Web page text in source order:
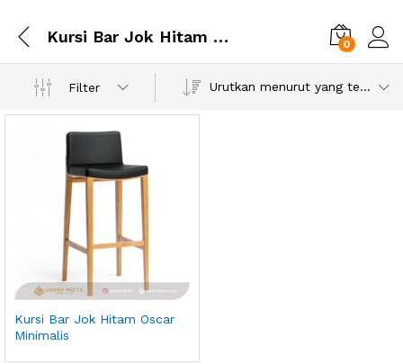
Kursi Bar Jok Hitam Oscar Minimalis 0
Filter Urutkan menurut yang terbaru
Kursi Bar Jok Hitam Oscar
Minimalis